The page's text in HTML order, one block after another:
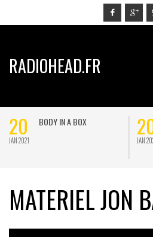
RADIOHEAD.FR
20
JAN 2021
BODY IN A BOX
JAN
MATERIEL JON